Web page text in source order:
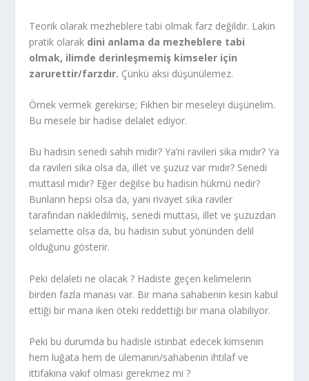
Teorik olarak mezheblere tabi olmak farz değildir. Lakin
pratik olarak dini anlama da mezheblere tabi
olmak, ilimde derinleşmemiş kimseler için
zarurettir/farzdır. Çünkü aksi düşünülemez.
Örnek vermek gerekirse; Fıkhen bir meseleyi düşünelim.
Bu mesele bir hadise delalet ediyor.
Bu hadisin senedi sahih midir? Ya’ni ravileri sika mıdır? Ya
da ravileri sika olsa da, illet ve şuzuz var mıdır? Senedi
muttasıl mıdır? Eğer değilse bu hadisin hükmü nedir?
Bunların hepsi olsa da, yani rivayet sika raviler
tarafından nakledilmiş, senedi muttası, illet ve şuzuzdan
selamette olsa da, bu hadisin subut yönünden delil
olduğunu gösterir.
Peki delaleti ne olacak ? Hadiste geçen kelimelerin
birden fazla manası var. Bir mana sahabenin kesin kabul
ettiği bir mana iken öteki reddettiği bir mana olabiliyor.
Peki bu durumda bu hadisle istinbat edecek kimsenin
hem luğata hem de ülemanın/sahabenin ihtilaf ve
ittifakına vakıf olması gerekmez mi ?